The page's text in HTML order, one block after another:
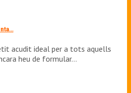
acudit ideal per a tots aquells
heu de formular…